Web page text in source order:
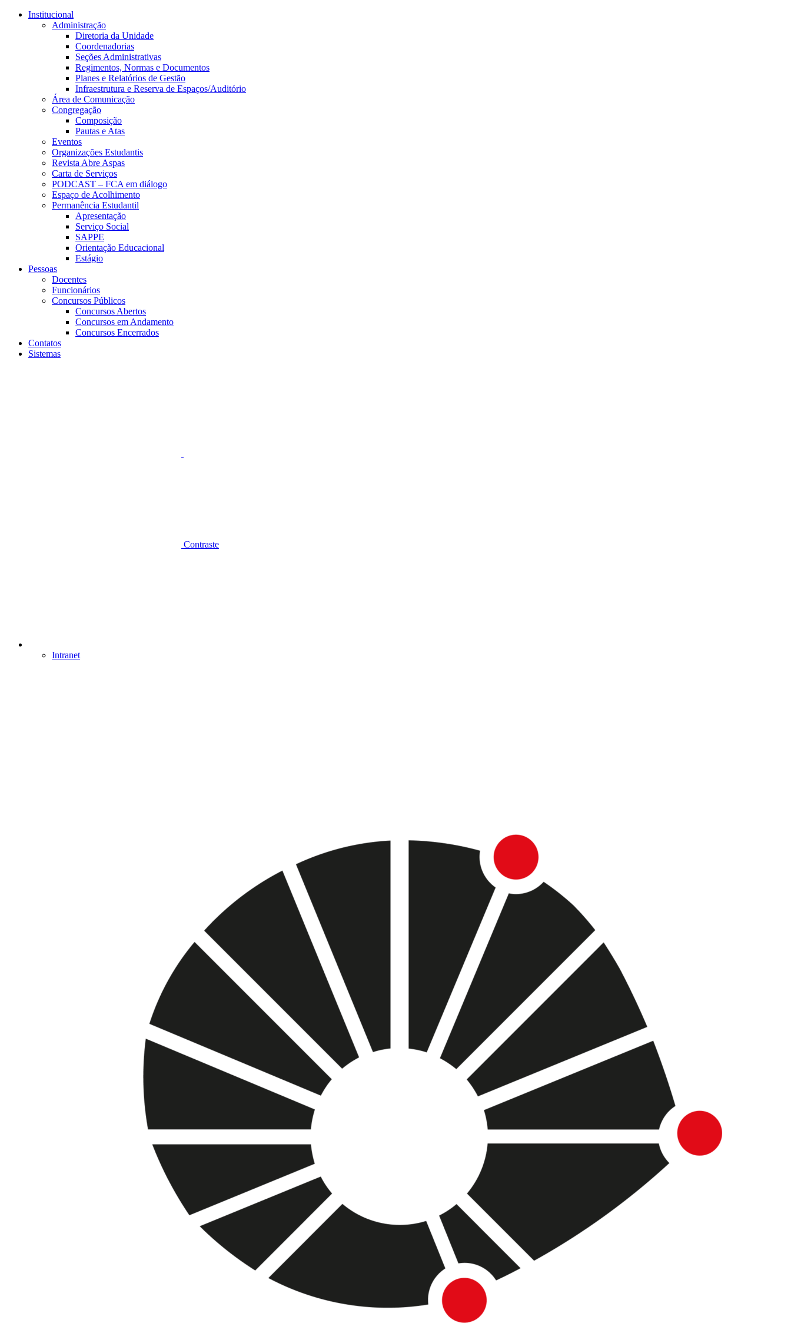
Conteúdo principal
Institucional
Administração
Diretoria da Unidade
Coordenadorias
Seções Administrativas
Regimentos, Normas e Documentos
Planes e Relatórios de Gestão
Infraestrutura e Reserva de Espaços/Auditório
Área de Comunicação
Congregação
Composição
Pautas e Atas
Eventos
Organizações Estudantis
Revista Abre Aspas
Carta de Serviços
PODCAST – FCA em diálogo
Espaço de Acolhimento
Permanência Estudantil
Apresentação
Serviço Social
SAPPE
Orientação Educacional
Estágio
Pessoas
Docentes
Funcionários
Concursos Públicos
Concursos Abertos
Concursos em Andamento
Concursos Encerrados
Contatos
Sistemas
Contraste
Intranet